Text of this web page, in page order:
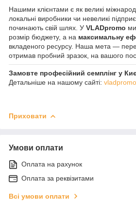
Нашими клієнтами є як великі
локальні виробники чи невеликі
починають свій шлях. У VLADpromo
розмір бюджету, а на максимальну
вкладеного ресурсу. Наша мета —
отримав пробний зразок, на вашого
Замовте професійний семплінг у
Детальніше на нашому сайті:
Приховати
Умови оплати
Оплата на рахунок
Оплата за реквізитами
Всі умови оплати